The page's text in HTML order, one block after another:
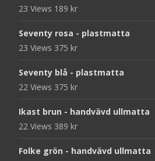
23 Views 189 kr
Seventy rosa - plastmatta
23 Views 375 kr
Seventy blå - plastmatta
22 Views 375 kr
Ikast brun - handvävd ullmatta
22 Views 389 kr
Folke grön - handvävd ullmatta